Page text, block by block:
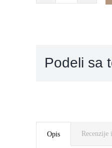
quantity
Podeli sa
Opis